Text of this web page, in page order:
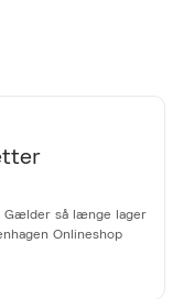
Gælder så længe lager
Onlineshop